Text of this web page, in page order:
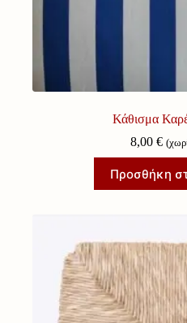
Κάθισμα
8,00 €
Προσθήκη